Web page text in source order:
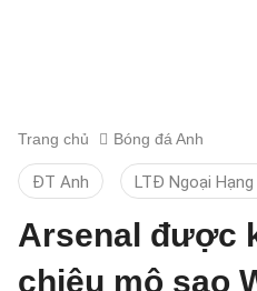
Trang chủ Bóng đá Anh
ĐT Anh LTĐ Ngoại Hạng
Arsenal được
chiêu mộ sao